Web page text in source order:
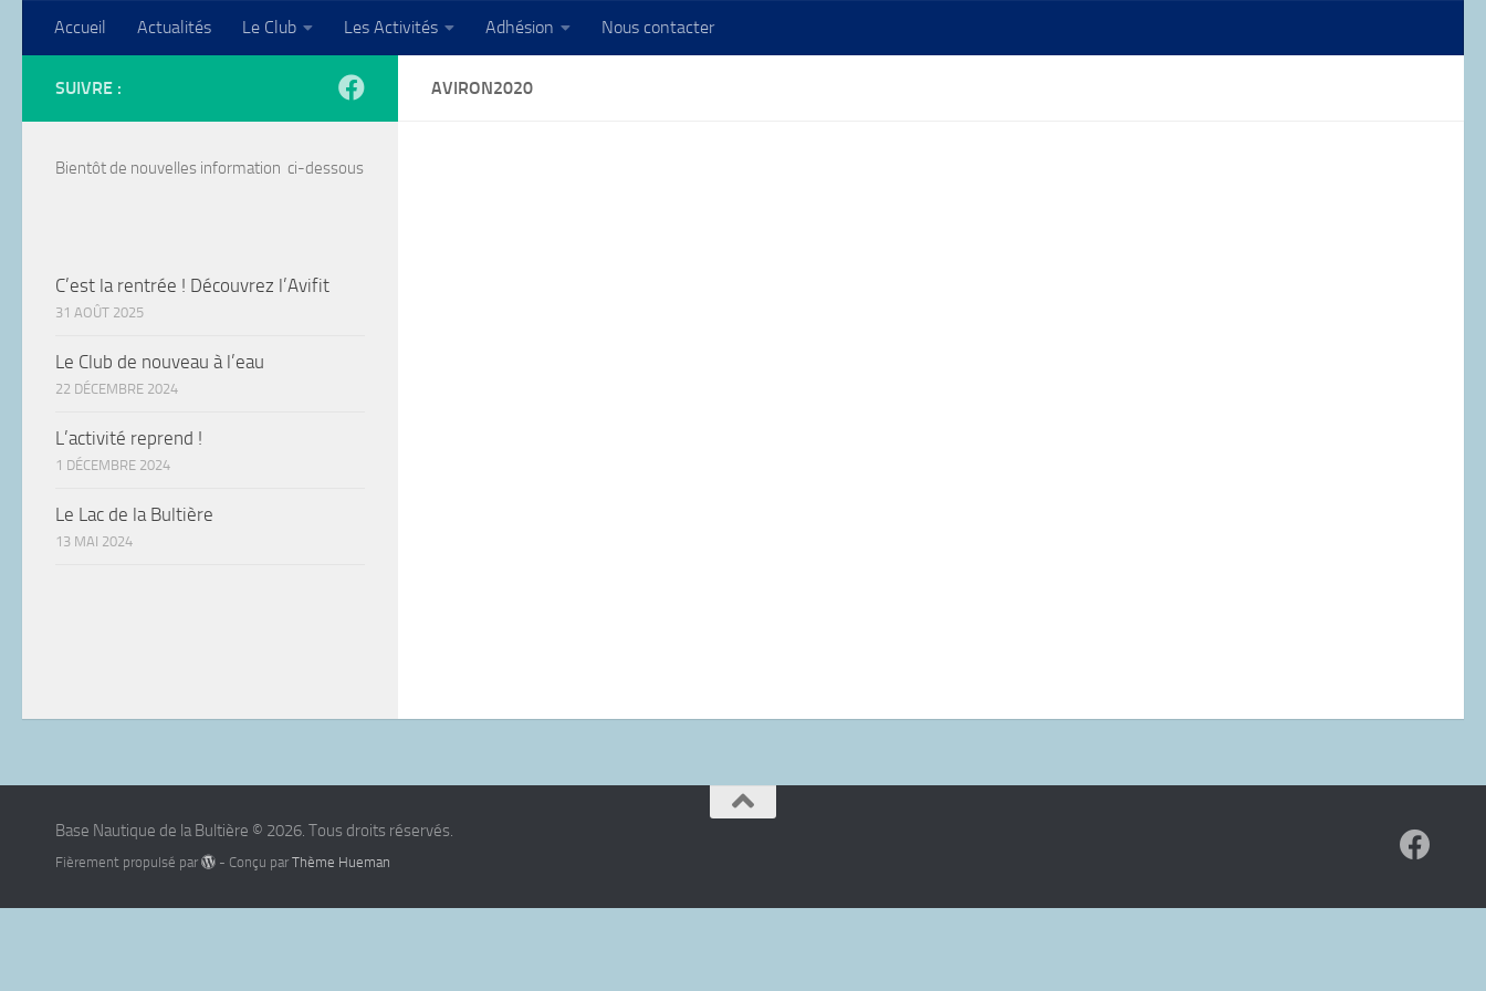
Skip to content
Accueil Actualités Le Club Les Activités Adhésion Nous contacter
AVIRON2020
SUIVRE :
Bientôt de nouvelles information ci-dessous
C’est la rentrée ! Découvrez l’Avifit
31 AOÛT 2025
Le Club de nouveau à l’eau
22 DÉCEMBRE 2024
L’activité reprend !
1 DÉCEMBRE 2024
Le Lac de la Bultière
13 MAI 2024
Base Nautique de la Bultière © 2026. Tous droits réservés.
Fièrement propulsé par - Conçu parThème Hueman